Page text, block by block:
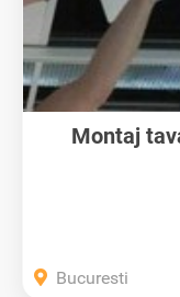
Montaj
Bucuresti